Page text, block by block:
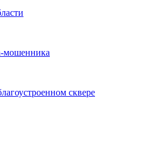
мошенника
сквере